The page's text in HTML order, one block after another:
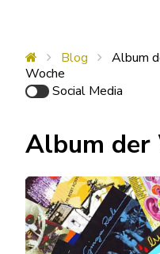
Blog Album
Woche
Social Media
Album der